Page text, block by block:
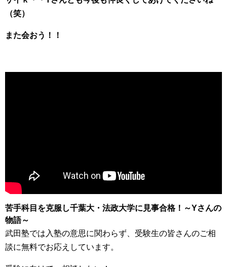
（笑）
また会おう！！
苦手科目を克服し千葉大・法政大学に見事合格！～Yさんの
物語～
武田塾では入塾の意思に関わらず、受験生の皆さんのご相
談に無料でお応えしています。